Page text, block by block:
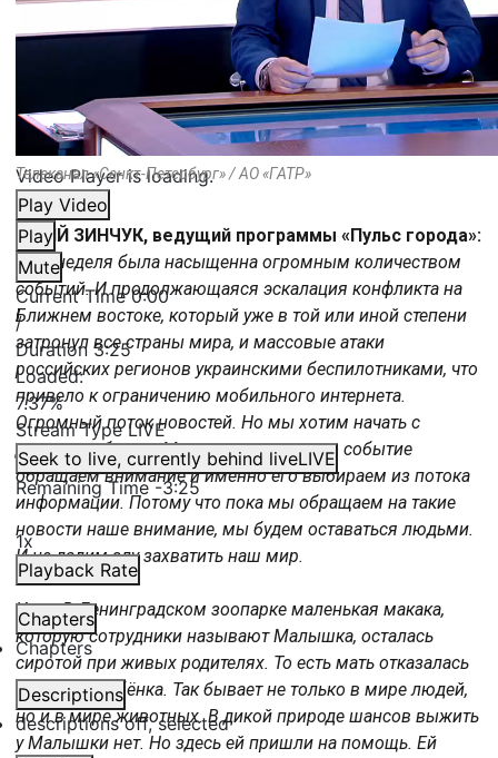
Video Player is loading.
Play Video
Play
Mute
Current Time0:00
/
Duration 3:25
Loaded:
7.37%
Stream TypeLIVE
Seek to live, currently behind liveLIVE
Remaining Time-3:25
1x
Playback Rate
Chapters
Chapters
Descriptions
descriptions off, selected
Телеканал «Санкт-Петербург» / АО «ГАТР»
ЮРИЙ ЗИНЧУК, ведущий программы «Пульс города»:
«Эта неделя была насыщенна огромным количеством
событий. И продолжающаяся эскалация конфликта на
Ближнем востоке, который уже в той или иной степени
затронул все страны мира, и массовые атаки
российских регионов украинскими беспилотниками, что
привело к ограничению мобильного интернета.
Огромный поток новостей. Но мы хотим начать с
другого события. Мы намеренно на это событие
обращаем внимание и именно его выбираем из потока
информации. Потому что пока мы обращаем на такие
новости наше внимание, мы будем оставаться людьми.
И не дадим злу захватить наш мир.
Итак. В Ленинградском зоопарке маленькая макака,
которую сотрудники называют Малышка, осталась
сиротой при живых родителях. То есть мать отказалась
от своего ребёнка. Так бывает не только в мире людей,
но и в мире животных. В дикой природе шансов выжить
у Малышки нет. Но здесь ей пришли на помощь. Ей